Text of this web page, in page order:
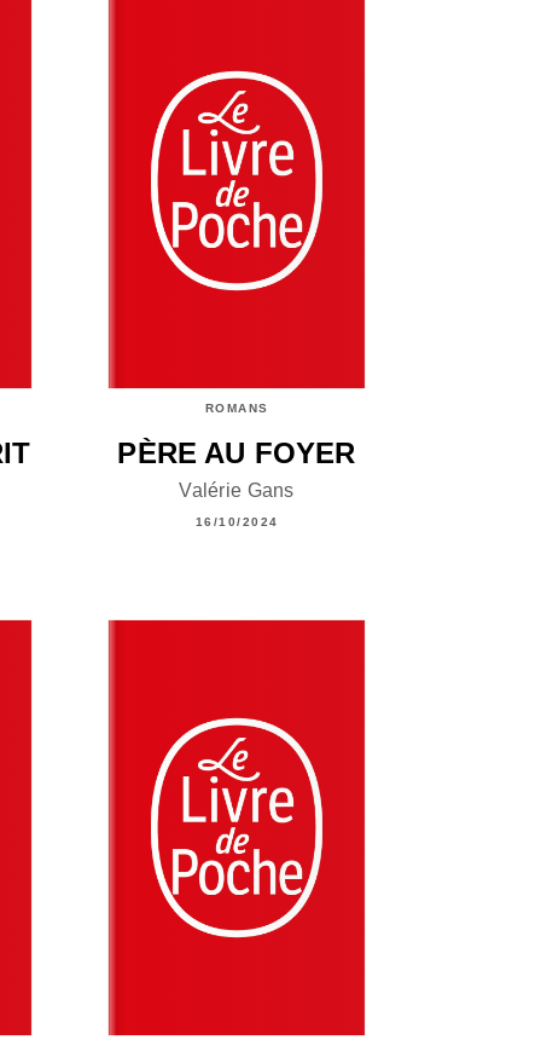
ROMANS
PÈRE AU FOYER
Valérie Gans
16/10/2024